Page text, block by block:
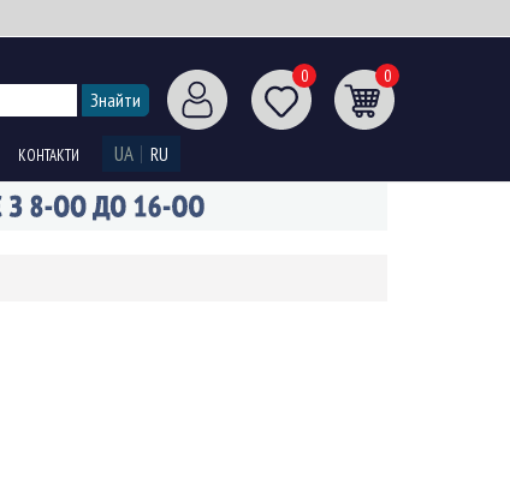
0 0
КОНТАКТИ UA RU